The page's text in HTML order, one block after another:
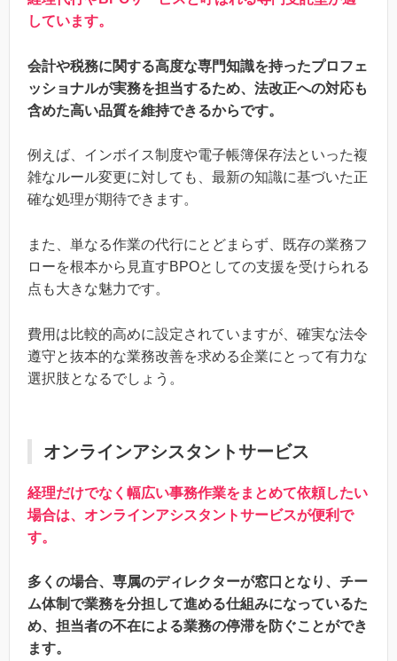
しています。
会計や税務に関する高度な専門知識を持ったプロフェ
ッショナルが実務を担当するため、法改正への対応も
含めた高い品質を維持できるからです。
例えば、インボイス制度や電子帳簿保存法といった複
雑なルール変更に対しても、最新の知識に基づいた正
確な処理が期待できます。
また、単なる作業の代行にとどまらず、既存の業務フ
ローを根本から見直すBPOとしての支援を受けられる
点も大きな魅力です。
費用は比較的高めに設定されていますが、確実な法令
遵守と抜本的な業務改善を求める企業にとって有力な
選択肢となるでしょう。
オンラインアシスタントサービス
経理だけでなく幅広い事務作業をまとめて依頼したい
場合は、オンラインアシスタントサービスが便利で
す。
多くの場合、専属のディレクターが窓口となり、チー
ム体制で業務を分担して進める仕組みになっているた
め、担当者の不在による業務の停滞を防ぐことができ
ます。